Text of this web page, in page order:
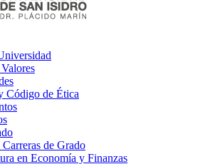
Código de Ética
de Grado
en Economía y Finanzas